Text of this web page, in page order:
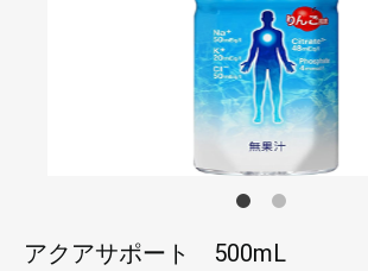
アクアサポート 500mL